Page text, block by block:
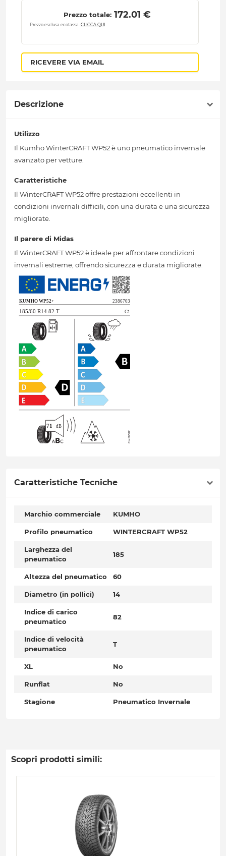
Prezzo totale: 172.01 €
Prezzo esclusa ecotassa. CLICCA QUI
RICEVERE VIA EMAIL
Descrizione
Utilizzo
Il Kumho WinterCRAFT WP52 è uno pneumatico invernale
avanzato per vetture.
Caratteristiche
Il WinterCRAFT WP52 offre prestazioni eccellenti in
condizioni invernali difficili, con una durata e una sicurezza
migliorate.
Il parere di Midas
Il WinterCRAFT WP52 è ideale per affrontare condizioni
invernali estreme, offrendo sicurezza e durata migliorate.
Caratteristiche Tecniche
Marchio commerciale KUMHO
Profilo pneumatico WINTERCRAFT WP52
Larghezza del
pneumatico
185
Altezza del pneumatico 60
Diametro (in pollici) 14
Indice di carico
pneumatico
82
Indice di velocità
pneumatico
T
XL No
Runflat No
Stagione Pneumatico Invernale
Scopri prodotti simili: